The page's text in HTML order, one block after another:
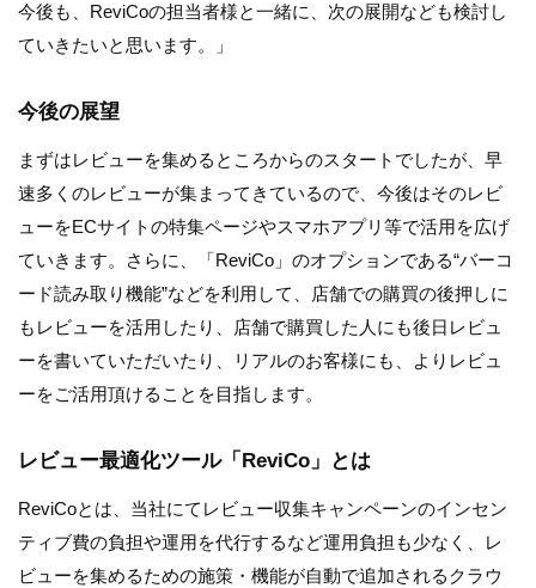
今後も、ReviCoの担当者様と一緒に、次の展開なども検討し
ていきたいと思います。」
今後の展望
まずはレビューを集めるところからのスタートでしたが、早
速多くのレビューが集まってきているので、今後はそのレビ
ューをECサイトの特集ページやスマホアプリ等で活用を広げ
ていきます。さらに、「ReviCo」のオプションである“バーコ
ード読み取り機能”などを利用して、店舗での購買の後押しに
もレビューを活用したり、店舗で購買した人にも後日レビュ
ーを書いていただいたり、リアルのお客様にも、よりレビュ
ーをご活用頂けることを目指します。
レビュー最適化ツール「ReviCo」とは
ReviCoとは、当社にてレビュー収集キャンペーンのインセン
ティブ費の負担や運用を代行するなど運用負担も少なく、レ
ビューを集めるための施策・機能が自動で追加されるクラウ